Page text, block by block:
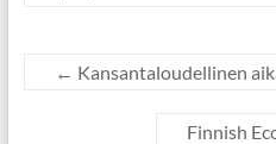
← Kansantaloudellinen
Finnish